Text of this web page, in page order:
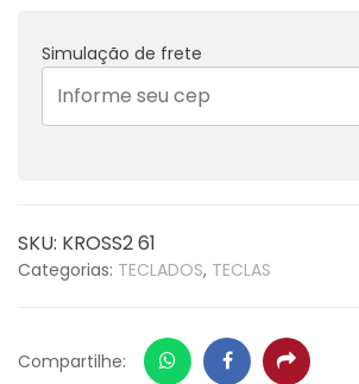
KROSS2-
quantidade
Simulação de frete
SKU: KROSS2 61
Categorias: TECLADOS, TECLAS
Compartilhe: WhatsappFacebookShare